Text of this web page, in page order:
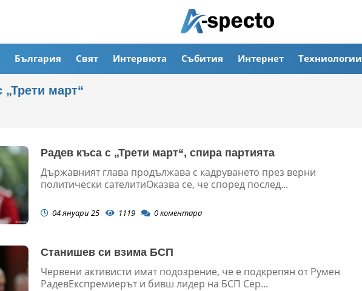
България Свят Интервюта Събития Интернет Техниологии
март“
Радев къса с „Трети март“, спира партията
Държавният глава продължава с кадруването през верни
политически сателитиОказва се, че според послед...
04 януари 25 1119 0коментара
Станишев си взима БСП
Червени активисти имат подозрение, че е подкрепян от Румен
РадевЕкспремиерът и бивш лидер на БСП Сер...